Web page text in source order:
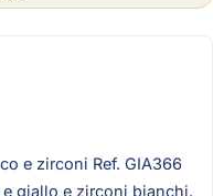
e zirconi Ref. GIA366
giallo e zirconi bianchi.